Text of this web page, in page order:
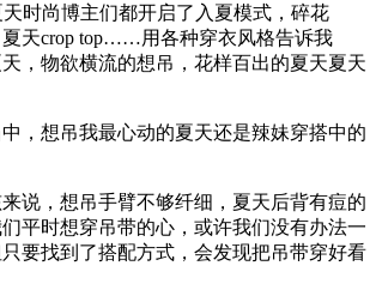
尚博主们都开启了入夏模式，碎花
天crop top……用各种穿衣风格告诉我
，物欲横流的想吊，花样百出的夏天夏天
想吊我最心动的夏天还是辣妹穿搭中的
，想吊手臂不够纤细，夏天后背有痘的
平时想穿吊带的心，或许我们没有办法一
要找到了搭配方式，会发现把吊带穿好看